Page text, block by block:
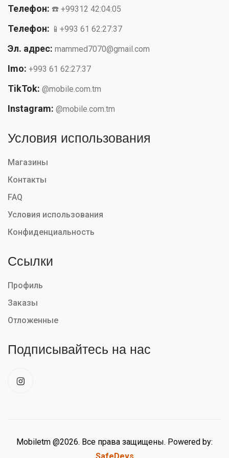
Телефон: ☎️ +99312 42:04:05
Телефон: 📱+993 61 62:27:37
Эл. адрес: mammed7070@gmail.com
Imo: +993 61 62:27:37
TikTok: @mobile.com.tm
Instagram: @mobile.com.tm
Условия использования
Магазины
Контакты
FAQ
Условия использования
Конфиденциальность
Ссылки
Профиль
Заказы
Отложенные
Подписывайтесь на нас
Mobiletm @2026. Все права защищены. Powered by:
SafeDevs